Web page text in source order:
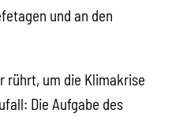
und an den
rührt, um die Klimakrise
Die Aufgabe des